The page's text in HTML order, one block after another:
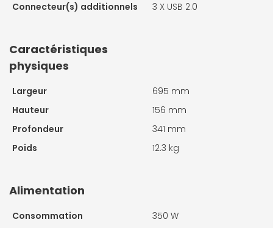
Connecteur(s) additionnels
3 X USB 2.0
Caractéristiques
physiques
Largeur
695 mm
Hauteur
156 mm
Profondeur
341 mm
Poids
12.3 kg
Alimentation
Consommation
350 W